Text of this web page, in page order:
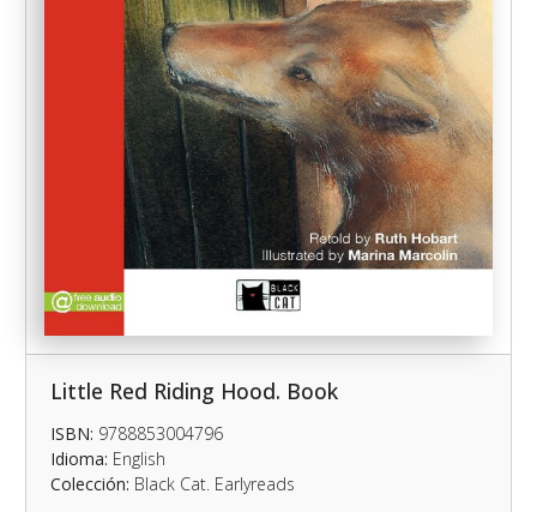
Little Red Riding Hood. Book
ISBN: 9788853004796
Idioma: English
Colección: Black Cat. Earlyreads